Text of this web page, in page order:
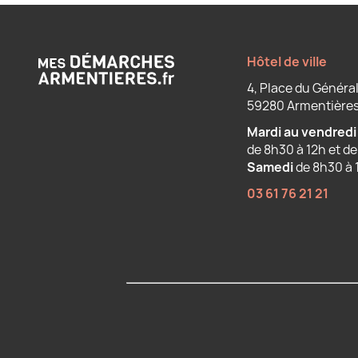
Hôtel de ville
4, Place du
59280
Mardi au vendredi
de 8h30 à 12h et
Samedide 8h30 à
03 61 76 21 21